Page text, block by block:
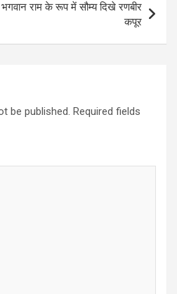
भगवान राम के रूप में सौम्य दिखे रणबीर
कपूर
be published. Required fields